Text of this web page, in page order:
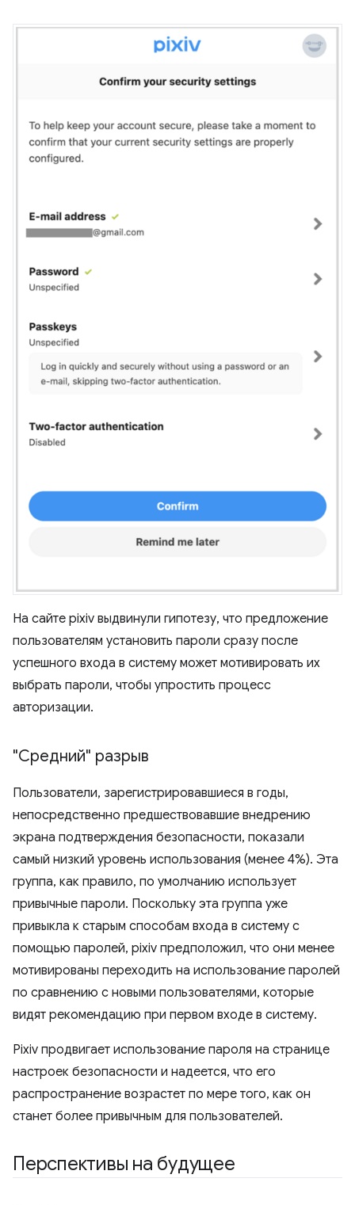
На сайте pixiv выдвинули гипотезу, что предложение
пользователям установить пароли сразу после
успешного входа в систему может мотивировать их
выбрать пароли, чтобы упростить процесс
авторизации.
"Средний" разрыв
Пользователи, зарегистрировавшиеся в годы,
непосредственно предшествовавшие внедрению
экрана подтверждения безопасности, показали
самый низкий уровень использования (менее 4%). Эта
группа, как правило, по умолчанию использует
привычные пароли. Поскольку эта группа уже
привыкла к старым способам входа в систему с
помощью паролей, pixiv предположил, что они менее
мотивированы переходить на использование паролей
по сравнению с новыми пользователями, которые
видят рекомендацию при первом входе в систему.
Pixiv продвигает использование пароля на странице
настроек безопасности и надеется, что его
распространение возрастет по мере того, как он
станет более привычным для пользователей.
Перспективы на будущее